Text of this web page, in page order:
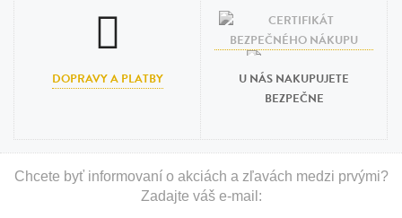
DOPRAVY A PLATBY
U NÁS NAKUPUJETE
BEZPEČNE
Chcete byť informovaní o akciách a zľavách medzi prvými?
Zadajte váš e-mail: